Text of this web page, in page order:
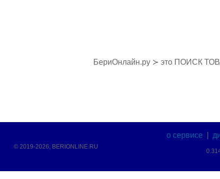
БериОнлайн.ру ≻ это ПОИСК
© 2019-2026, BERIONLINE.RU
о сервисе